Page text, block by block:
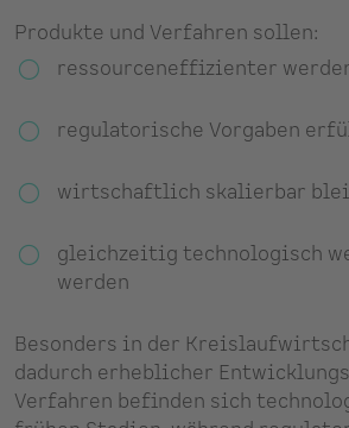
Produkte und Verfahren sollen:
ressourceneffizienter
regulatorische Vorgaben
wirtschaftlich skalierbar
gleichzeitig technologisch
werden
Besonders in der
dadurch erheblicher
Verfahren befinden sich